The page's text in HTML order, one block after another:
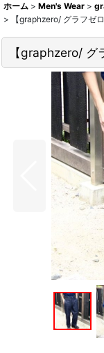
ホーム > Men's Wear >
>
【graphzero/ グラフゼ
【graphzero/ グ